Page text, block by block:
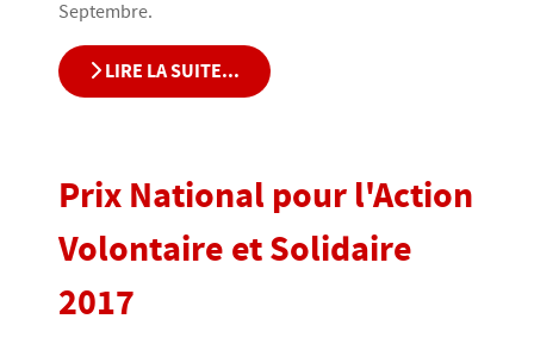
Septembre.
LIRE LA SUITE...
Prix National pour l'Action
Volontaire et Solidaire
2017